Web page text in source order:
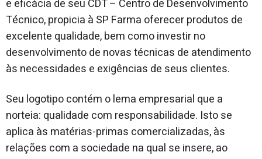
e eficácia de seu CDT – Centro de Desenvolvimento
Técnico, propicia à SP Farma oferecer produtos de
excelente qualidade, bem como investir no
desenvolvimento de novas técnicas de atendimento
às necessidades e exigências de seus clientes.
Seu logotipo contém o lema empresarial que a
norteia: qualidade com responsabilidade. Isto se
aplica às matérias-primas comercializadas, às
relações com a sociedade na qual se insere, ao